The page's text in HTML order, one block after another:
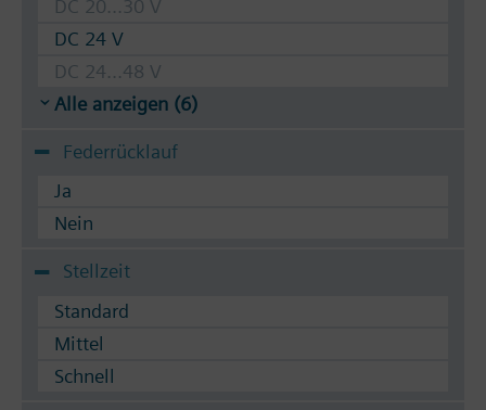
DC 20...30 V
DC 24 V
DC 24...48 V
Alle anzeigen (6)
Federrücklauf
Ja
Nein
Stellzeit
Standard
Mittel
Schnell